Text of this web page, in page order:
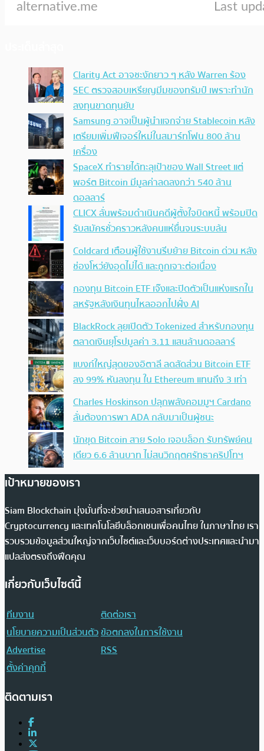
Clarity Act อาจชะงักยาว ๆ หลัง Warren ร้อง
SEC ตรวจสอบเหรียญมีมของทรัมป์ เพราะทำนัก
ลงทุนขาดทุนยับ
Samsung อาจเป็นผู้นำแจกจ่าย Stablecoin หลัง
เตรียมเพิ่มฟีเจอร์ใหม่ในสมาร์ทโฟน 800 ล้าน
เครื่อง
SpaceX ทำรายได้ทะลุเป้าของ Wall Street แต่
พอร์ต Bitcoin มีมูลค่าลดลงกว่า 540 ล้าน
ดอลลาร์
CLICX ลั่นพร้อมดำเนินคดีผู้ตั้งใจบิดหนี้ พร้อมปิด
รับสมัครชั่วคราวหลังคนแห่ยื่นจนระบบล้น
Coldcard เตือนผู้ใช้งานรีบย้าย Bitcoin ด่วน หลัง
ช่องโหว่ยังอุดไม่ได้ และถูกเจาะต่อเนื่อง
กองทุน Bitcoin ETF เจ๊งและปิดตัวเป็นแห่งแรกใน
สหรัฐหลังเงินทุนไหลออกไปฝั่ง AI
BlackRock ลุยเปิดตัว Tokenized สำหรับกองทุน
ตลาดเงินยุโรปมูลค่า 3.11 แสนล้านดอลลาร์
แบงก์ใหญ่สุดของอิตาลี ลดสัดส่วน Bitcoin ETF
ลง 99% หันลงทุน ใน Ethereum แทนถึง 3 เท่า
Charles Hoskinson ปลุกพลังคอมมูฯ Cardano
ลั่นต้องการพา ADA กลับมาเป็นผู้ชนะ
นักขุด Bitcoin สาย Solo เจอบล็อก รับทรัพย์คน
เดียว 6.6 ล้านบาท ไม่สนวิกฤตศรัทธาคริปโทฯ
เป้าหมายของเรา
Siam Blockchain มุ่งมั่นที่จะช่วยนำเสนอสารเกี่ยวกับ
Cryptocurrency และเทคโนโลยีบล็อกเชนเพื่อคนไทย ในภาษาไทย เรา
รวบรวมข้อมูลส่วนใหญ่จากเว็บไซต์และเว็บบอร์ดต่างประเทศและนำมา
แปลส่งตรงถึงฟีดคุณ
เกี่ยวกับเว็บไซต์นี้
ทีมงาน
ติดต่อเรา
นโยบายความเป็นส่วนตัวข้อตกลงในการใช้งาน
Advertise
RSS
ตั้งค่าคุกกี้
ติดตามเรา